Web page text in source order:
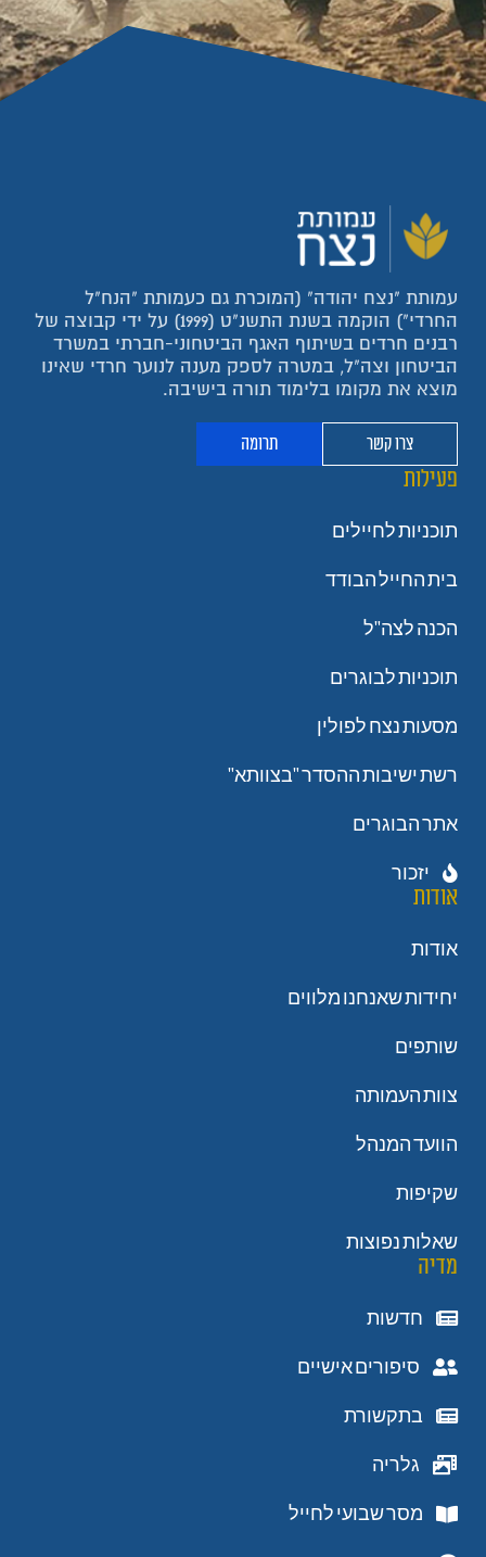
עמותת "נצח יהודה" (המוכרת גם כעמותת "הנח"ל
החרדי") הוקמה בשנת התשנ"ט (1999) על ידי קבוצה של
רבנים חרדים בשיתוף האגף הביטחוני-חברתי במשרד
הביטחון וצה"ל, במטרה לספק מענה לנוער חרדי שאינו
מוצא את מקומו בלימוד תורה בישיבה.
צרו קשר תרומה
פעילות
תוכניות לחיילים
בית החייל הבודד
הכנה לצה"ל
תוכניות לבוגרים
מסעות נצח לפולין
רשת ישיבות ההסדר "בצוותא"
אתר הבוגרים
יזכור
אודות
אודות
יחידות שאנחנו מלווים
שותפים
צוות העמותה
הוועד המנהל
שקיפות
שאלות נפוצות
מדיה
חדשות
סיפורים אישיים
בתקשורת
גלריה
מסר שבועי לחייל